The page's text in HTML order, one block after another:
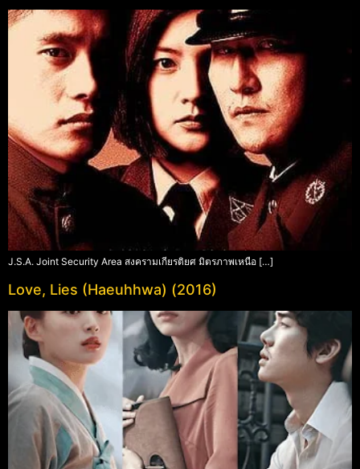
J.S.A. Joint Security Area สงครามเกียรติยศ มิตรภาพเหนือ […]
Love, Lies (Haeuhhwa) (2016)